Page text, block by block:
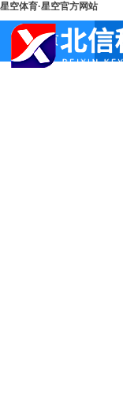
星空体育·星空官方网站
首页